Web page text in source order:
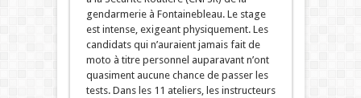
gendarmerie à Fontainebleau. Le stage
est intense, exigeant physiquement. Les
candidats qui n’auraient jamais fait de
moto à titre personnel auparavant n’ont
quasiment aucune chance de passer les
tests. Dans les 11 ateliers, les instructeurs